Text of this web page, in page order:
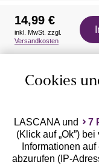
Geprüfte
14,99 €
inkl. MwSt. zzgl.
Versandkosten
Cookies
LASCANA und 7
(Klick auf „Ok”)
Informationen
abzurufen (IP-